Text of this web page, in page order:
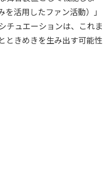
活用したファン活動）」
チュエーションは、これま
ときめきを生み出す可能性